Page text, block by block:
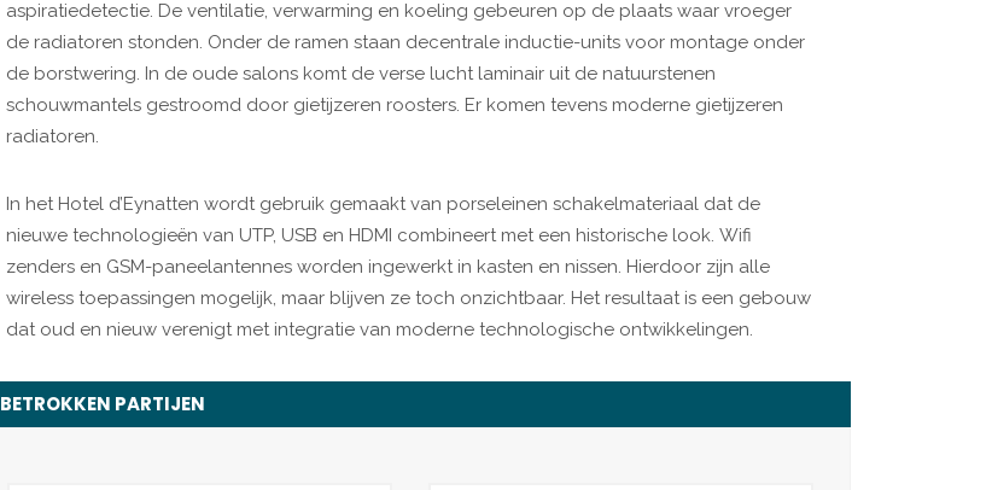
aspiratiedetectie. De ventilatie, verwarming en koeling gebeuren op de plaats waar vroeger
de radiatoren stonden. Onder de ramen staan decentrale inductie-units voor montage onder
de borstwering. In de oude salons komt de verse lucht laminair uit de natuurstenen
schouwmantels gestroomd door gietijzeren roosters. Er komen tevens moderne gietijzeren
radiatoren.
In het Hotel d’Eynatten wordt gebruik gemaakt van porseleinen schakelmateriaal dat de
nieuwe technologieën van UTP, USB en HDMI combineert met een historische look. Wifi
zenders en GSM-paneelantennes worden ingewerkt in kasten en nissen. Hierdoor zijn alle
wireless toepassingen mogelijk, maar blijven ze toch onzichtbaar. Het resultaat is een gebouw
dat oud en nieuw verenigt met integratie van moderne technologische ontwikkelingen.
BETROKKEN PARTIJEN